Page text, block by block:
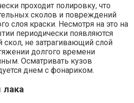
проходит полировку, что
сколов и повреждений
слоя краски. Несмотря на это на
периодически появляются
не затрагивающий слой
долгого времени
Осматривать кузов
днем с фонариком.